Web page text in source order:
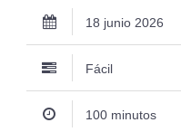
18 junio 2026
Fácil
100 minutos